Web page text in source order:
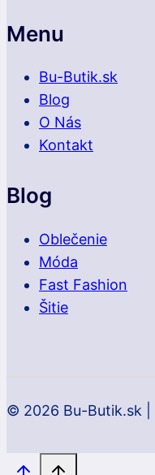
Menu
Bu-Butik.sk
Blog
O Nás
Kontakt
Blog
Oblečenie
Móda
Fast Fashion
Šitie
© 2026 Bu-Butik.sk |